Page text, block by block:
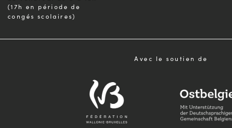
(17h en période de
congés scolaires)
Avec le soutien de